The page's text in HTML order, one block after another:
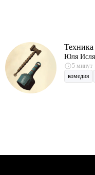
Юля
5 минут
комедия